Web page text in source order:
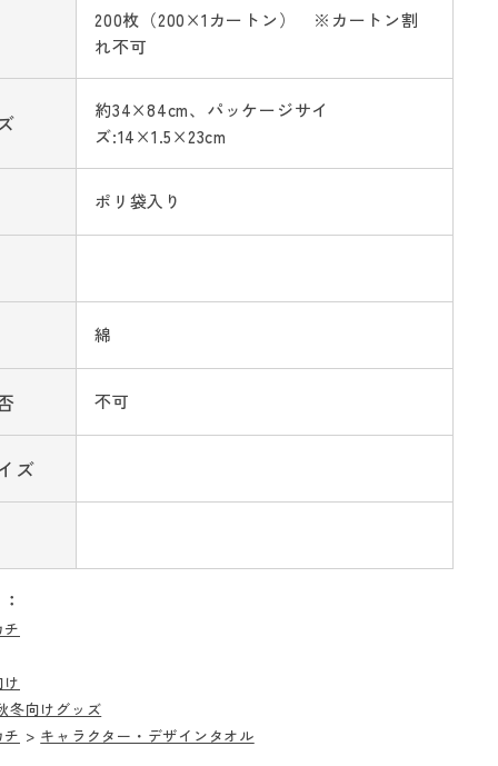
200枚（200×1カートン） ※カートン割
れ不可
約34×84cm、パッケージサイ
ズ:14×1.5×23cm
ポリ袋入り
綿
不可
ズ
冬向けグッズ
> キャラクター・デザインタオル